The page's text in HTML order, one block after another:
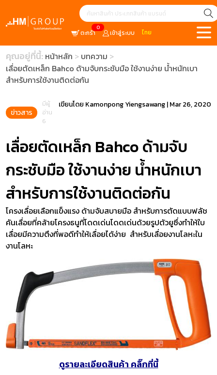
0
ตะกร้า เข้าสู่ระบบ ไทย
คุณอยู่ที่นี้: หน้าหลัก
บทความ
เลื่อยตัดเหล็ก Bahco ด้ามจับกระชับมือ ใช้งานง่าย น้ำหนักเบา
สำหรับการใช้งานติดต่อกัน
ข่าวสาร
มีผู้
อ่าน
6
เขียนโดย Kamonpong Yiengsawang|Mar 26, 2020
เลื่อยตัดเหล็ก Bahco ด้ามจับ
กระชับมือ ใช้งานง่าย น้ำหนักเบา
สำหรับการใช้งานติดต่อกัน
โครงเลื่อยเลือกแข็งแรง ด้ามจับสบายมือ สำหรับการตัดแบบฟลัช
คันเลื่อยที่คล้ายโครงธนูที่โดดเด่นโดดเด่นด้วยรูปตัวยูซึ่งทำให้ใบ
เลื่อยมีความตึงที่พอดีทำให้เลื่อยได้ง่าย สำหรับเลื่อยงานโลหะใน
งานโลหะ
ดูรายละเอียดสินค้า คลิ๊กที่นี้